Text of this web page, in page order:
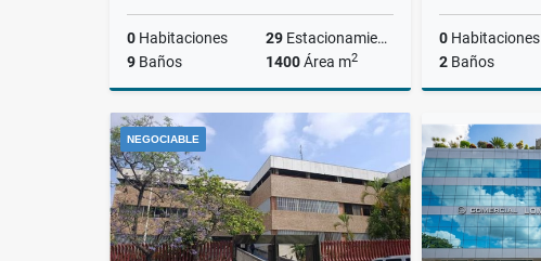
0 Habitaciones 29 Estacionamiento
9 Baños 1400Área m2
Venta
US$1,200,000
0 Habitaciones
2 Baños
NEGOCIABLE